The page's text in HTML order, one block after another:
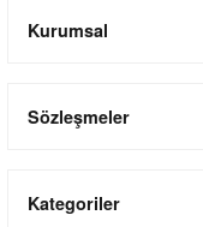
Kurumsal
Sözleşmeler
Kategoriler